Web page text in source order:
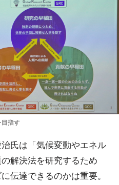
目指す
氏は「気候変動やエネル
解決法を研究するため
伝達できるのかは重要。